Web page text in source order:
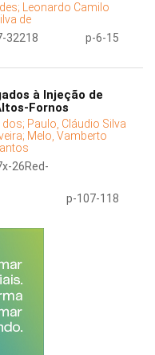
Leonardo Camilo
de
32218
p-6-15
à Injeção de
Fornos
dos; Paulo, Cláudio Silva
Melo, Vamberto
26Red-
p-107-118